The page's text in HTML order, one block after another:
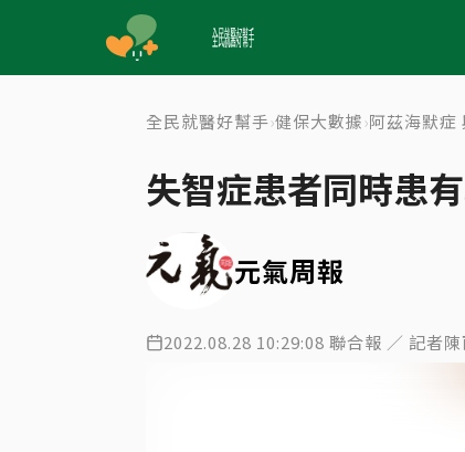
全民就醫好幫手›健保大數據 ›阿茲海默症
失智症患者同時患
元氣周報
2022.08.28 10:29:08 聯合報 ／ 記者